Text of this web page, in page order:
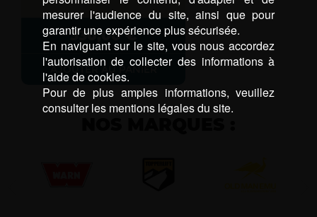
330,00€
AJOUTER AU PANIER
mesurer l'audience du site, ainsi que pour
garantir une expérience plus sécurisée.
En naviguant sur le site, vous nous accordez
l'autorisation de collecter des informations à
l'aide de cookies.
Pour de plus amples informations, veuillez
consulter les mentions légales du site.